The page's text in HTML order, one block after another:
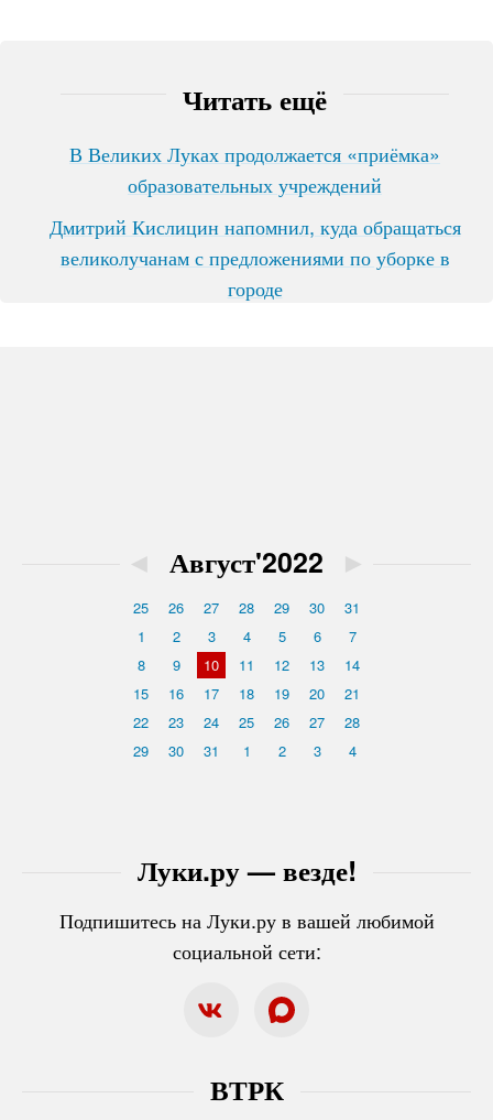
Читать ещё
В Великих Луках продолжается «приёмка»
образовательных учреждений
Дмитрий Кислицин напомнил, куда обращаться
великолучанам с предложениями по уборке в
городе
Луки.ру — везде!
Подпишитесь на Луки.ру в вашей любимой
социальной сети:
◄ Август'2022 ►
25 26 27 28 29 30
31
1
2 3 4 5 6
7
8
9 10 11 12 13
14
15
16 17 18 19 20
21
22
23 24 25 26 27
28
29
30 31 1 2 3 4
ВТРК